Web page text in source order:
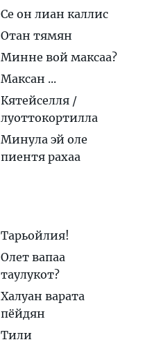
Се он лиан каллис
Отан тямян
Минне вой максаа?
Максан ...
Кятейселля /
луоттокортилла
Минула эй оле
пиентя рахаа
Тарьойлия!
Олет вапаа
таулукот?
Халуан варата
пёйдян
Тили